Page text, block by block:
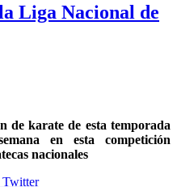
Liga Nacional de
de karate de esta temporada
en esta competición
nacionales